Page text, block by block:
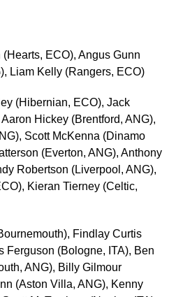
ECO), Angus Gunn
Liam Kelly (Rangers, ECO)
(Hibernian, ECO), Jack
Hickey (Brentford, ANG),
Scott McKenna (Dinamo
(Everton, ANG), Anthony
Robertson (Liverpool, ANG),
Kieran Tierney (Celtic,
Findlay Curtis
Ferguson (Bologne, ITA), Ben
ANG), Billy Gilmour
(Aston Villa, ANG), Kenny